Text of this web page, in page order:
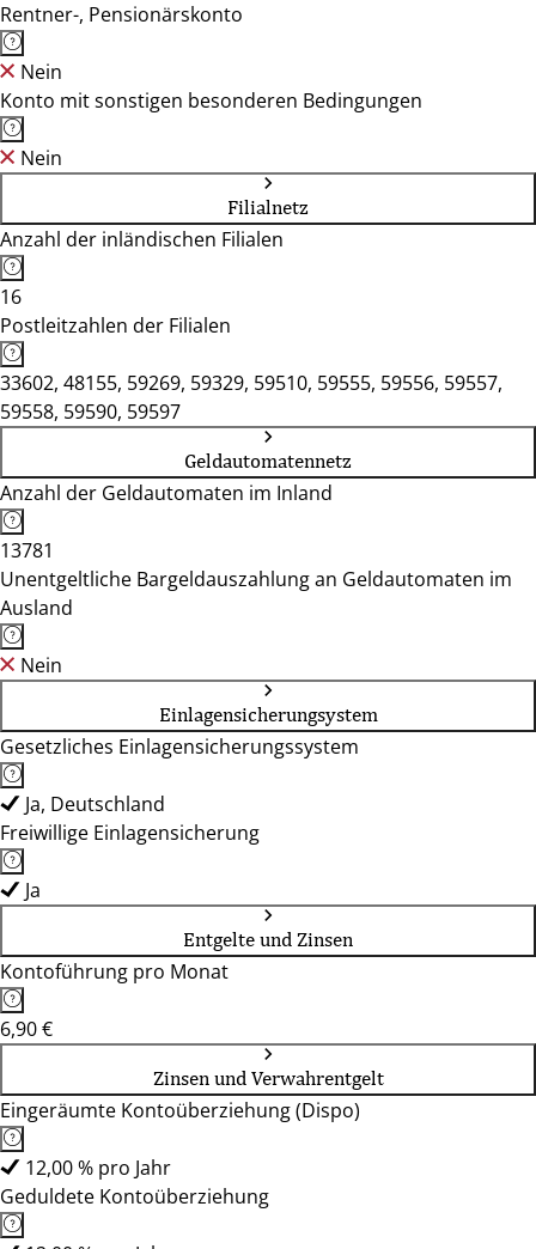
Rentner-, Pensionärskonto
Nein
Konto mit sonstigen besonderen Bedingungen
Nein
Filialnetz
Anzahl der inländischen Filialen
16
Postleitzahlen der Filialen
33602, 48155, 59269, 59329, 59510, 59555, 59556, 59557,
59558, 59590, 59597
Geldautomatennetz
Anzahl der Geldautomaten im Inland
13781
Unentgeltliche Bargeldauszahlung an Geldautomaten im
Ausland
Nein
Einlagensicherungsystem
Gesetzliches Einlagensicherungssystem
Ja, Deutschland
Freiwillige Einlagensicherung
Ja
Entgelte und Zinsen
Kontoführung pro Monat
6,90 €
Zinsen und Verwahrentgelt
Eingeräumte Kontoüberziehung (Dispo)
12,00 % pro Jahr
Geduldete Kontoüberziehung